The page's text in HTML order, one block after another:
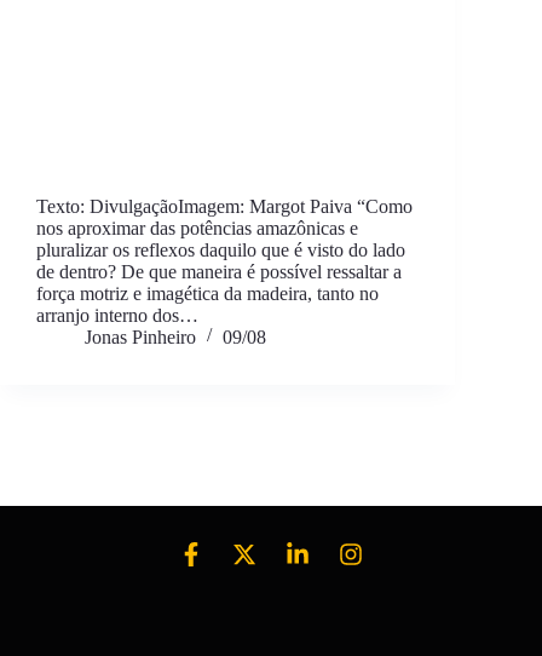
Texto: DivulgaçãoImagem: Margot Paiva “Como
nos aproximar das potências amazônicas e
pluralizar os reflexos daquilo que é visto do lado
de dentro? De que maneira é possível ressaltar a
força motriz e imagética da madeira, tanto no
arranjo interno dos…
Jonas Pinheiro
09/08